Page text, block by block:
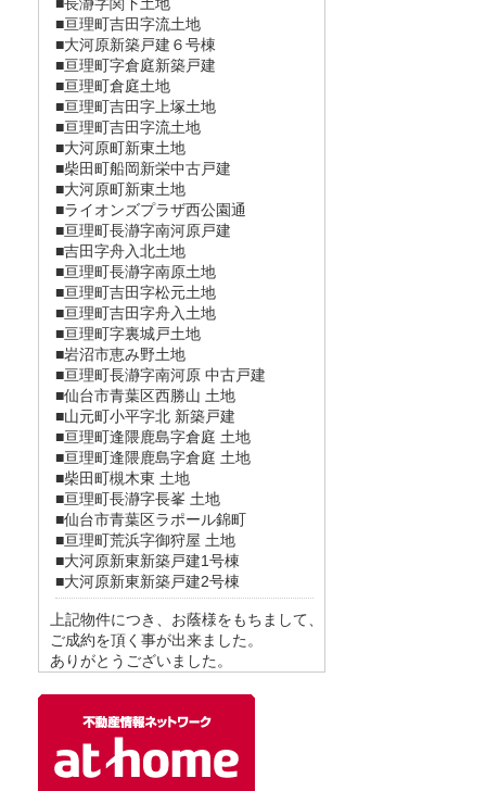
■亘理町吉田字流土地
■大河原新築戸建６号棟
■亘理町字倉庭新築戸建
■亘理町倉庭土地
■亘理町吉田字上塚土地
■亘理町吉田字流土地
■大河原町新東土地
■柴田町船岡新栄中古戸建
■大河原町新東土地
■ライオンズプラザ西公園通
■亘理町長瀞字南河原戸建
■吉田字舟入北土地
■亘理町長瀞字南原土地
■亘理町吉田字松元土地
■亘理町吉田字舟入土地
■亘理町字裏城戸土地
■岩沼市恵み野土地
■亘理町長瀞字南河原 中古戸建
■仙台市青葉区西勝山 土地
■山元町小平字北 新築戸建
■亘理町逢隈鹿島字倉庭 土地
■亘理町逢隈鹿島字倉庭 土地
■柴田町槻木東 土地
■亘理町長瀞字長峯 土地
■仙台市青葉区ラポール錦町
■亘理町荒浜字御狩屋 土地
■大河原新東新築戸建1号棟
■大河原新東新築戸建2号棟
上記物件につき、お蔭様をもちまして、
ご成約を頂く事が出来ました。
ありがとうございました。